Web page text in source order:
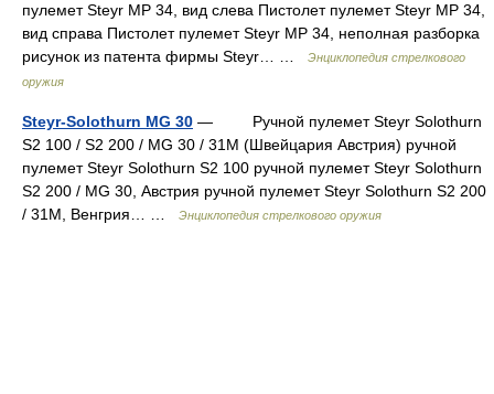
пулемет Steyr MP 34, вид слева Пистолет пулемет Steyr MP 34,
вид справа Пистолет пулемет Steyr MP 34, неполная разборка
рисунок из патента фирмы Steyr… …
Энциклопедия стрелкового
оружия
Steyr-Solothurn MG 30 — Ручной пулемет Steyr Solothurn
S2 100 / S2 200 / MG 30 / 31M (Швейцария Австрия) ручной
пулемет Steyr Solothurn S2 100 ручной пулемет Steyr Solothurn
S2 200 / MG 30, Австрия ручной пулемет Steyr Solothurn S2 200
/ 31M, Венгрия… …
Энциклопедия стрелкового оружия